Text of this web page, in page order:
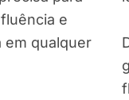
e
em qualquer